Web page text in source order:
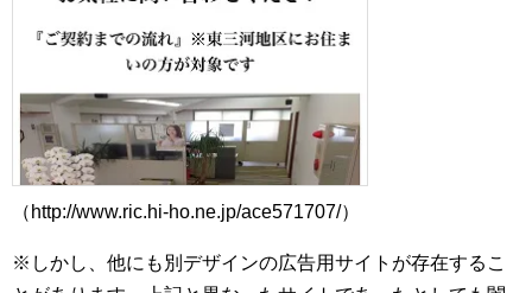
（http://www.ric.hi-ho.ne.jp/ace571707/）
※しかし、他にも別デザインの広告用サイトが存在するこ